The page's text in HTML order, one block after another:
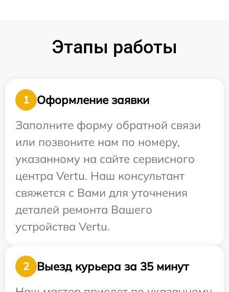
Этапы работы
1
Оформление заявки
Заполните форму обратной связи
или позвоните нам по номеру,
указанному на сайте сервисного
центра Vertu. Наш консультант
свяжется с Вами для уточнения
деталей ремонта Вашего
устройства Vertu.
2
Выезд курьера за 35 минут